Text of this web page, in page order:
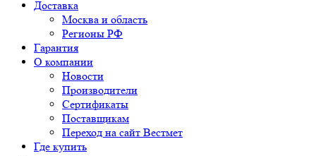
Доставка
Москва и область
Регионы РФ
Гарантия
О компании
Новости
Производители
Сертификаты
Поставщикам
Переход на сайт Вестмет
Где купить